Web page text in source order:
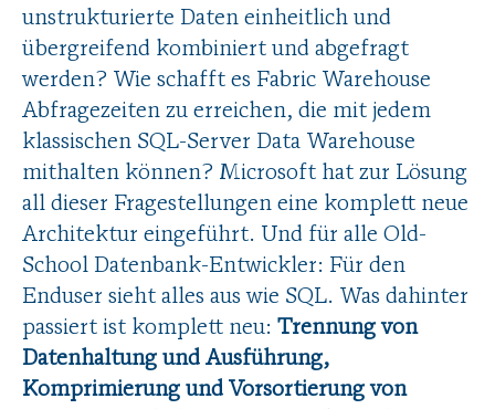
unstrukturierte Daten einheitlich und
übergreifend kombiniert und abgefragt
werden? Wie schafft es Fabric Warehouse
Abfragezeiten zu erreichen, die mit jedem
klassischen SQL-Server Data Warehouse
mithalten können? Microsoft hat zur Lösung
all dieser Fragestellungen eine komplett neue
Architektur eingeführt. Und für alle Old-
School Datenbank-Entwickler: Für den
Enduser sieht alles aus wie SQL. Was dahinter
passiert ist komplett neu: Trennung von
Datenhaltung und Ausführung,
Komprimierung und Vorsortierung von